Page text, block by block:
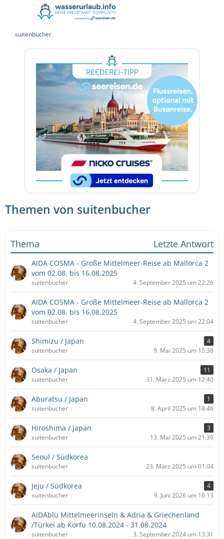
suitenbucher
Themen von suitenbucher
Thema Letzte Antwort
AIDA COSMA - Große Mittelmeer-Reise ab Mallorca 2
vom 02.08. bis 16.08.2025
suitenbucher 4. September 2025 um 22:26
AIDA COSMA - Große Mittelmeer-Reise ab Mallorca 2
vom 02.08. bis 16.08.2025
suitenbucher 4. September 2025 um 22:04
Shimizu / Japan
4
suitenbucher
9. Mai 2025 um 15:38
Osaka / Japan
11
suitenbucher
31. März 2025 um 12:40
Aburatsu / Japan
1
suitenbucher
8. April 2025 um 18:46
Hiroshima / Japan
3
suitenbucher
13. Mai 2025 um 21:39
Seoul / Südkorea
suitenbucher 23. März 2025 um 01:04
Jeju / Südkorea
4
suitenbucher
9. Juni 2026 um 16:13
AIDAblu Mittelmeerinseln & Adria & Griechenland
/Türkei ab Korfu 10.08.2024 - 31.08.2024
suitenbucher 3. September 2024 um 13:31